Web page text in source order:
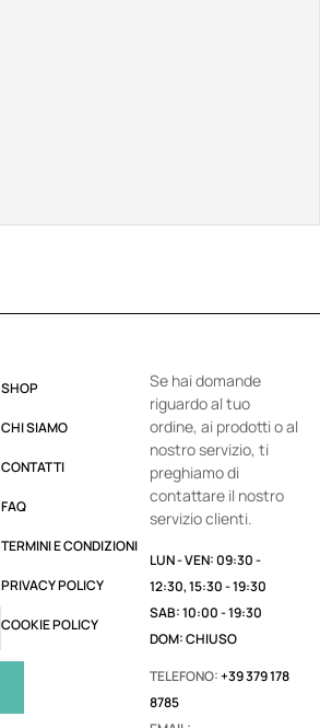
SHOP
CHI SIAMO
CONTATTI
FAQ
TERMINI E CONDIZIONI
PRIVACY POLICY
COOKIE POLICY
Se hai domande
riguardo al tuo
ordine, ai prodotti o al
nostro servizio, ti
preghiamo di
contattare il nostro
servizio clienti.
LUN - VEN: 09:30 -
12:30, 15:30 - 19:30
SAB: 10:00 - 19:30
DOM: CHIUSO
TELEFONO:+39 379 178
8785